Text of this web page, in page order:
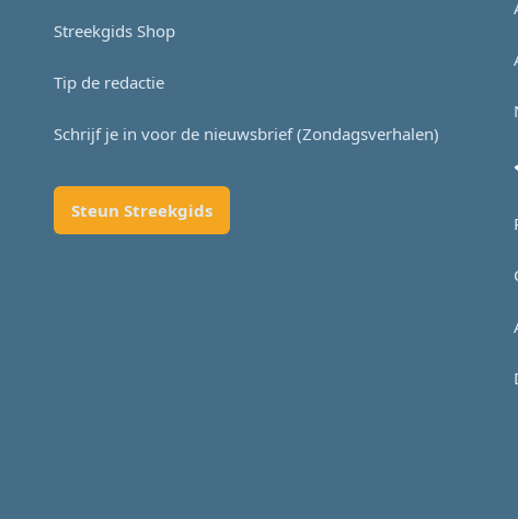
Streekgids Shop
Tip de redactie
Schrijf je in voor de nieuwsbrief (Zondagsverhalen)
Steun Streekgids